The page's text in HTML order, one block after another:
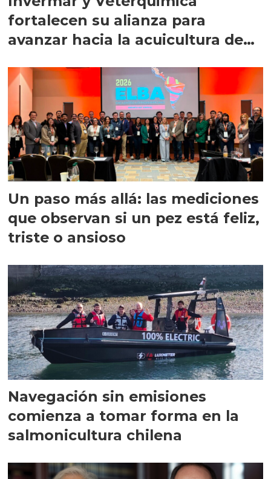
fortalecen su alianza para
avanzar hacia la acuicultura de
Un paso más allá: las mediciones
que observan si un pez está feliz,
triste o ansioso
Navegación sin emisiones
comienza a tomar forma en la
salmonicultura chilena